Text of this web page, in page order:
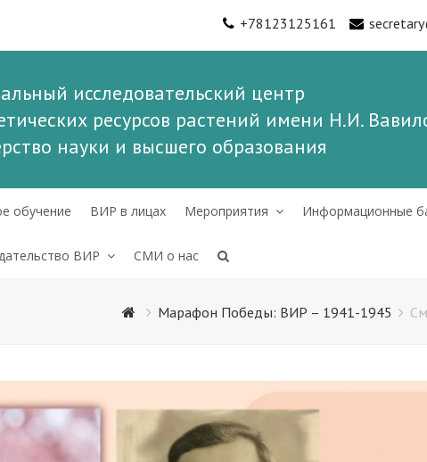
+78123125161
исследовательский центр
ресурсов растений имени Н.И.
науки и высшего образования
обучение ВИР в лицах Мероприятия Информационные
ВИР СМИ о нас
Марафон Победы: ВИР – 1941-1945